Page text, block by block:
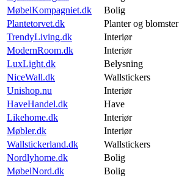
MøbelKompagniet.dk
Bolig
Plantetorvet.dk
Planter og blomster
TrendyLiving.dk
Interiør
ModernRoom.dk
Interiør
LuxLight.dk
Belysning
NiceWall.dk
Wallstickers
Unishop.nu
Interiør
HaveHandel.dk
Have
Likehome.dk
Interiør
Møbler.dk
Interiør
Wallstickerland.dk
Wallstickers
Nordlyhome.dk
Bolig
MøbelNord.dk
Bolig